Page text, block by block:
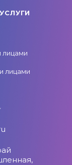
УСЛУГИ
лицами
лицами